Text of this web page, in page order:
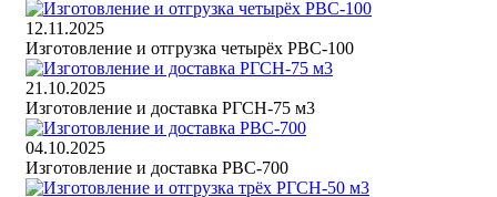
12.11.2025
Изготовление и отгрузка четырёх РВС-100
21.10.2025
Изготовление и доставка РГСН-75 м3
04.10.2025
Изготовление и доставка РВС-700